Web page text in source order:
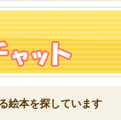
絵本を探しています